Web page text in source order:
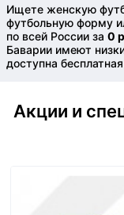
Ищете женскую
футбольную форму
по всей России за 0
Баварии имеют
доступна
Акции и